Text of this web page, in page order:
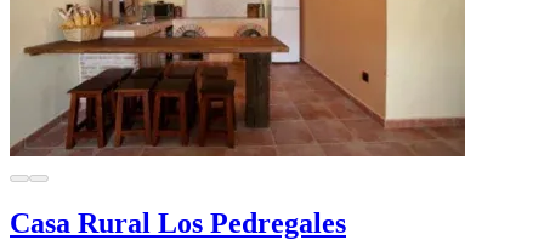
Casa Rural Los Pedregales